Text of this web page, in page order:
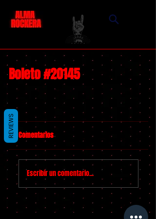
Boleto #20145
Comentarios
Escribir un comentario...
REVIEWS